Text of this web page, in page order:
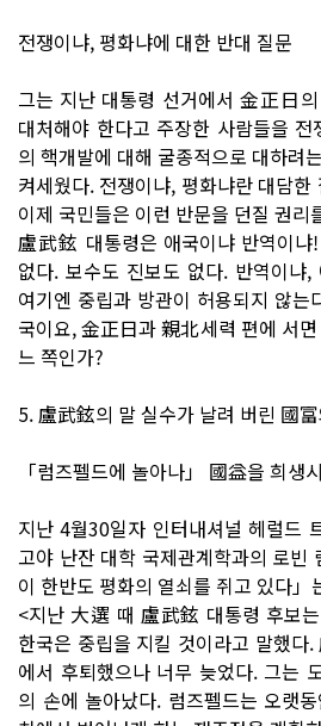
전쟁이냐, 평화냐에 대한 반대 질문
그는 지난 대통령 선거에서 金正日
대처해야 한다고 주장한 사람들을
의 핵개발에 대해 굴종적으로 대하려
켜세웠다. 전쟁이냐, 평화냐란 대담한
이제 국민들은 이런 반문을 던질 권리
盧武鉉 대통령은 애국이냐 반역이냐
없다. 보수도 진보도 없다. 반역이냐
여기엔 중립과 방관이 허용되지 않는
국이요, 金正日과 親北세력 편에 서
느 쪽인가?
5. 盧武鉉의 말 실수가 날려 버린 國
「럼즈펠드에 놀아나」 國益을 희생
지난 4월30일자 인터내셔널 헤럴드
고야 난잔 대학 국제관계학과의 로빈
이 한반도 평화의 열쇠를 쥐고 있다」
<지난 大選 때 盧武鉉 대통령 후보
한국은 중립을 지킬 것이라고 말했다
에서 후퇴했으나 너무 늦었다. 그는
의 손에 놀아났다. 럼즈펠드는 오랫